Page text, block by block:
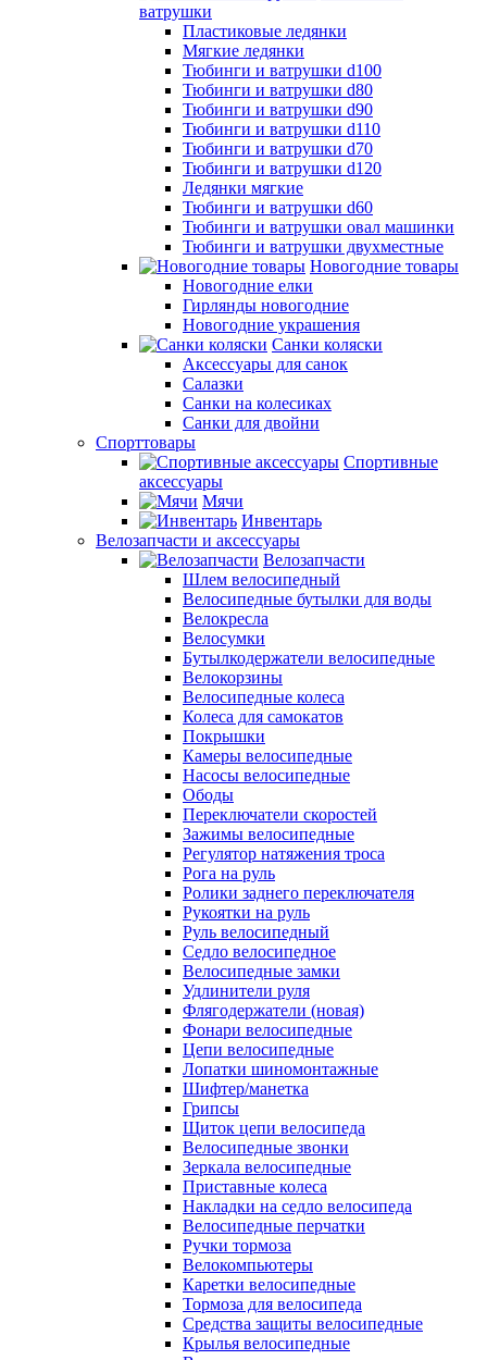
ватрушки
Пластиковые ледянки
Мягкие ледянки
Тюбинги и ватрушки d100
Тюбинги и ватрушки d80
Тюбинги и ватрушки d90
Тюбинги и ватрушки d110
Тюбинги и ватрушки d70
Тюбинги и ватрушки d120
Ледянки мягкие
Тюбинги и ватрушки d60
Тюбинги и ватрушки овал машинки
Тюбинги и ватрушки двухместные
Новогодние товары
Новогодние елки
Гирлянды новогодние
Новогодние украшения
Санки коляски
Аксессуары для санок
Салазки
Санки на колесиках
Санки для двойни
Спорттовары
Спортивные
аксессуары
Мячи
Инвентарь
Велозапчасти и аксессуары
Велозапчасти
Шлем велосипедный
Велосипедные бутылки для воды
Велокресла
Велосумки
Бутылкодержатели велосипедные
Велокорзины
Велосипедные колеса
Колеса для самокатов
Покрышки
Камеры велосипедные
Насосы велосипедные
Ободы
Переключатели скоростей
Зажимы велосипедные
Регулятор натяжения троса
Рога на руль
Ролики заднего переключателя
Рукоятки на руль
Руль велосипедный
Седло велосипедное
Велосипедные замки
Удлинители руля
Флягодержатели (новая)
Фонари велосипедные
Цепи велосипедные
Лопатки шиномонтажные
Шифтер/манетка
Грипсы
Щиток цепи велосипеда
Велосипедные звонки
Зеркала велосипедные
Приставные колеса
Накладки на седло велосипеда
Велосипедные перчатки
Ручки тормоза
Велокомпьютеры
Каретки велосипедные
Тормоза для велосипеда
Средства защиты велосипедные
Крылья велосипедные